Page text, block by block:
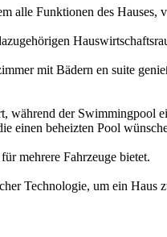
alle Funktionen des
mit Bädern en suite
der Swimmingpool
einen beheizten Pool
mehrere Fahrzeuge bietet.
Technologie, um ein